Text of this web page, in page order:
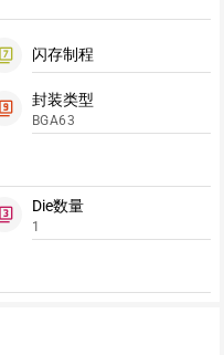
闪存制程
封装类型
BGA63
Die数量
1